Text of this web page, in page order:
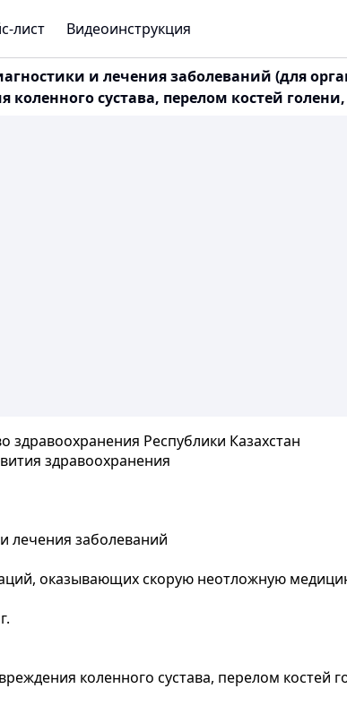
лист Видеоинструкция
и лечения заболеваний (для
коленного сустава, перелом костей
здравоохранения Республики Казахстан
здравоохранения
лечения заболеваний
оказывающих скорую неотложную
коленного сустава, перелом костей